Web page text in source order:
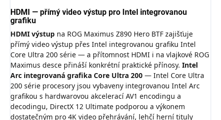
HDMI — přímý video výstup pro Intel integrovanou
grafiku
HDMI výstup na ROG Maximus Z890 Hero BTF zajišťuje
přímý video výstup přes Intel integrovanou grafiku Intel
Core Ultra 200 série — a přítomnost HDMI i na vlajkové ROG
Maximus desce přináší konkrétní praktické přínosy. Intel
Arc integrovaná grafika Core Ultra 200 — Intel Core Ultra
200 série procesory jsou vybaveny integrovanou Intel Arc
grafikou s hardwarovou akcelerací AV1 encodingu a
decodingu, DirectX 12 Ultimate podporou a výkonem
dostatečným pro 4K video přehrávání, lehčí herní tituly